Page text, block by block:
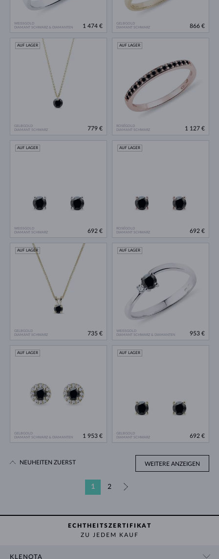
WEISSGOLD
DIAMANT SCHWARZ & DIAMANTEN
1 474 €
GELBGOLD
DIAMANT SCHWARZ
866 €
GELBGOLD
DIAMANT SCHWARZ
AUF LAGER
779 €
ROSÉGOLD
DIAMANT SCHWARZ
AUF LAGER
1 127 €
WEISSGOLD
DIAMANT SCHWARZ
AUF LAGER
692 €
ROSÉGOLD
DIAMANT SCHWARZ
AUF LAGER
692 €
GELBGOLD
DIAMANT SCHWARZ
AUF LAGER
735 €
WEISSGOLD
DIAMANT SCHWARZ & DIAMANTEN
AUF LAGER
953 €
GELBGOLD
DIAMANT SCHWARZ & DIAMANTEN
AUF LAGER
1 953 €
GELBGOLD
DIAMANT SCHWARZ
AUF LAGER
692 €
WEITERE ANZEIGEN
1 2
NEUHEITEN ZUERST
ECHTHEITSZERTIFIKAT
ZU JEDEM KAUF
KLENOTA